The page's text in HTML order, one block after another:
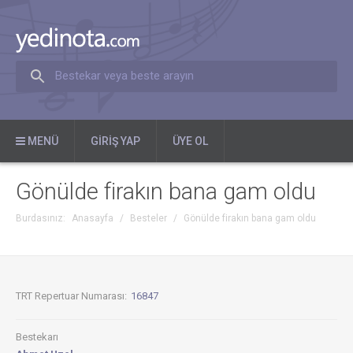
Bestekar veya beste arayın
MENÜ GIRIŞ YAP ÜYE OL
Gönülde firakın bana gam oldu
Burdasınız: Anasayfa / Besteler / Gönülde firakın bana gam oldu
TRT Repertuar Numarası: 16847
Bestekarı